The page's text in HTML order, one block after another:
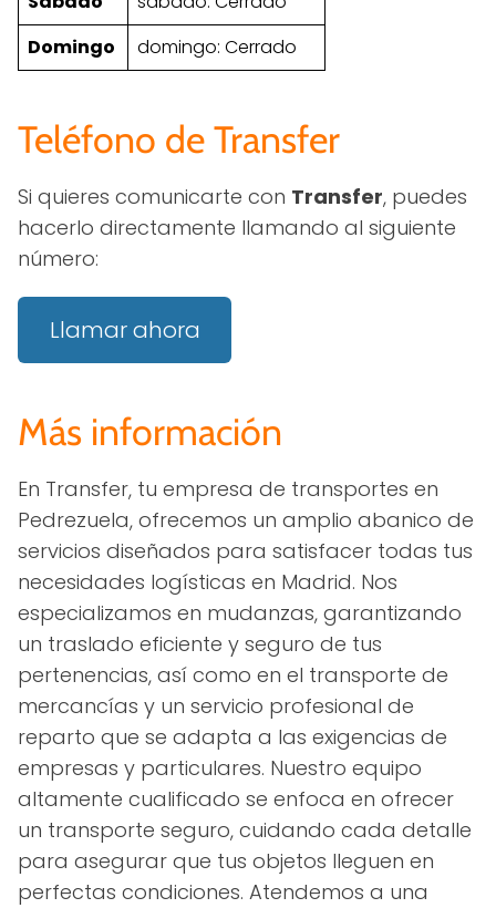
Domingo
domingo: Cerrado
Teléfono de Transfer
Si quieres comunicarte con Transfer, puedes
hacerlo directamente llamando al siguiente
número:
Llamar ahora
Más información
En Transfer, tu empresa de transportes en
Pedrezuela, ofrecemos un amplio abanico de
servicios diseñados para satisfacer todas tus
necesidades logísticas en Madrid. Nos
especializamos en mudanzas, garantizando
un traslado eficiente y seguro de tus
pertenencias, así como en el transporte de
mercancías y un servicio profesional de
reparto que se adapta a las exigencias de
empresas y particulares. Nuestro equipo
altamente cualificado se enfoca en ofrecer
un transporte seguro, cuidando cada detalle
para asegurar que tus objetos lleguen en
perfectas condiciones. Atendemos a una